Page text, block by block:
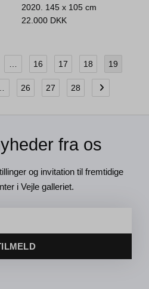
2020. 145 x 105 cm
22.000 DKK
16 17 18 19
26 27 28
fra os
og invitation til fremtidige
i Vejle galleriet.